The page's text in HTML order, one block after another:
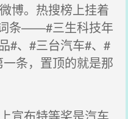
博。热搜榜上挂着
条——#三生科技年
#、#三台汽车#、#
条，置顶的就是那